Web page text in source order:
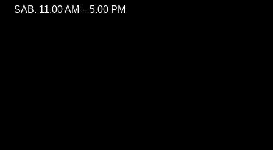
SAB. 11.00 AM – 5.00 PM